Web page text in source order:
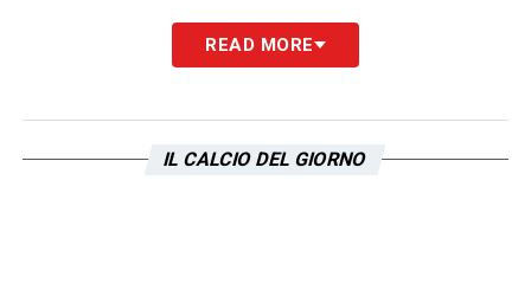
READ MORE
IL CALCIO DEL GIORNO